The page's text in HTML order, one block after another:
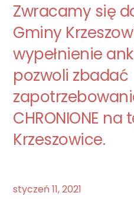
Zwracamy się
Gminy
wypełnienie
pozwoli zbadać
CHRONIONE
Krzeszowice.
styczeń 11,2021